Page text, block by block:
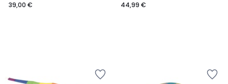
39,00 €
44,99 €